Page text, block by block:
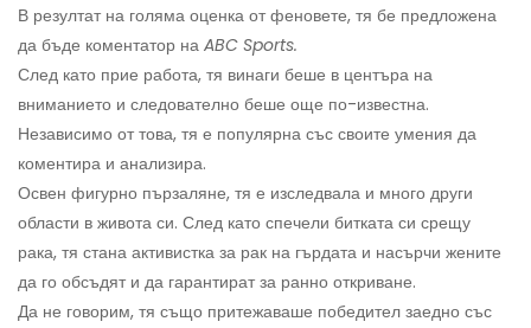
В резултат на голяма оценка от феновете, тя бе предложена
да бъде коментатор на ABC Sports.
След като прие работа, тя винаги беше в центъра на
вниманието и следователно беше още по-известна.
Независимо от това, тя е популярна със своите умения да
коментира и анализира.
Освен фигурно пързаляне, тя е изследвала и много други
области в живота си. След като спечели битката си срещу
рака, тя стана активистка за рак на гърдата и насърчи жените
да го обсъдят и да гарантират за ранно откриване.
Да не говорим, тя също притежаваше победител заедно със